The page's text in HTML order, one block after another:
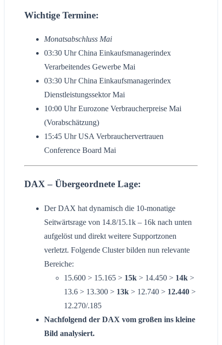
Wichtige Termine:
Monatsabschluss Mai
03:30 Uhr China Einkaufsmanagerindex
Verarbeitendes Gewerbe Mai
03:30 Uhr China Einkaufsmanagerindex
Dienstleistungssektor Mai
10:00 Uhr Eurozone Verbraucherpreise Mai
(Vorabschätzung)
15:45 Uhr USA Verbrauchervertrauen
Conference Board Mai
DAX – Übergeordnete Lage:
Der DAX hat dynamisch die 10-monatige
Seitwärtsrage von 14.8/15.1k – 16k nach unten
aufgelöst und direkt weitere Supportzonen
verletzt. Folgende Cluster bilden nun relevante
Bereiche:
15.600 > 15.165 > 15k > 14.450 > 14k >
13.6 > 13.300 > 13k > 12.740 > 12.440 >
12.270/.185
Nachfolgend der DAX vom großen ins kleine
Bild analysiert.